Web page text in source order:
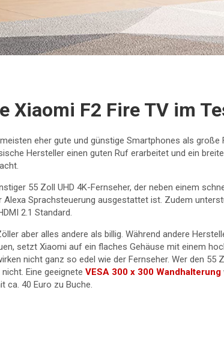
Xiaomi F2 Fire TV im
eher gute und günstige Smartphones als große
Hersteller einen guten Ruf erarbeitet und ein
55 Zoll UHD 4K-Fernseher, der neben einem
Sprachsteuerung ausgestattet ist. Zudem
2.1 Standard.
aber alles andere als billig. Während andere
setzt Xiaomi auf ein flaches Gehäuse mit einem
nicht ganz so edel wie der Fernseher. Wer den 55
Eine geeignete VESA 300 x 300 Wandhalterung
40 Euro zu Buche.